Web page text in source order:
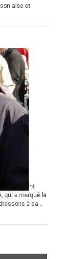
aise et
militant
qui a marqué la
à sa...